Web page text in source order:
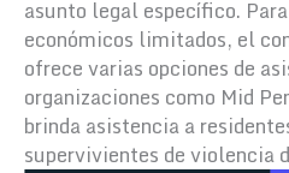
asunto legal específico.
económicos limitados, el
ofrece varias opciones de
organizaciones como Mid
brinda asistencia a
supervivientes de violencia